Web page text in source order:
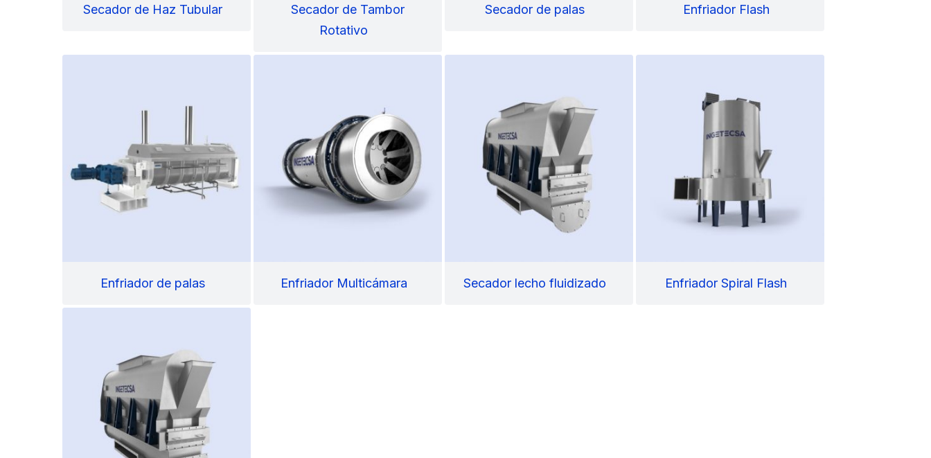
Secador de Haz Tubular
Secador de Tambor
Rotativo
Secador de palas Enfriador Flash
Enfriador de palas Enfriador Multicámara Secador lecho fluidizado Enfriador Spiral Flash